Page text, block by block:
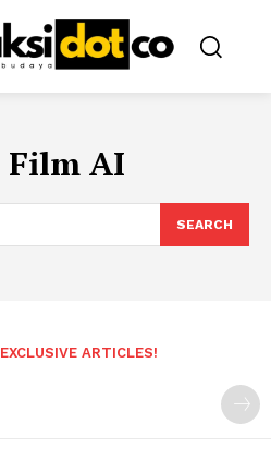
Film AI
SEARCH
ARTICLES!